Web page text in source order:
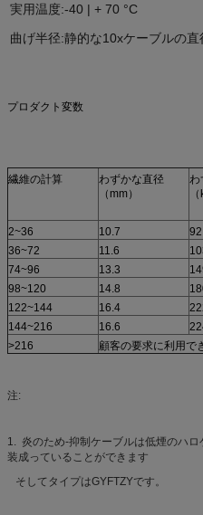
実用温度:-40 | + 70 °C
曲げ半径:静的な10xケーブルの直
プロダクト変数
繊維の計算
わずかな直径
（mm）
わ
2~36 10.7 92
36~72
11.6
74~96
13.3
98~120
14.8
122~144
16.4
144~216
16.6
>216 顧客の要求に利用で
注:
1. 炎のため-抑制ケーブルは低煙のハ
装成っていることができます
そしてタイプはGYFTZYです。